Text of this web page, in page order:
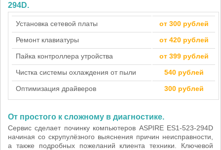
294D.
Установка сетевой платы от 300 рублей
Ремонт клавиатуры от 420 рублей
Пайка контроллера утройства от 399 рублей
Чистка системы охлаждения от пыли 540 рублей
Оптимизация драйверов 300 рублей
От простого к сложному в диагностике.
Сервис сделает починку компьютеров ASPIRE ES1-523-294D
начиная со скрупулёзного выяснения причин неисправности,
а также подробных пожеланий клиента техники. Ключевой